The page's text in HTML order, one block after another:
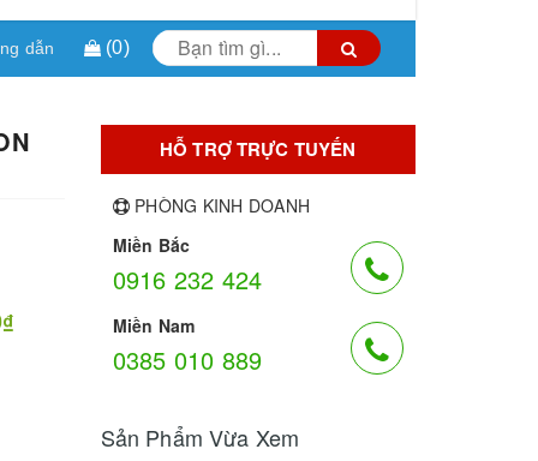
dẫn (0)
HỖ TRỢ TRỰC TUYẾN
PHÒNG KINH DOANH
Miền Bắc
0916 232 424
Miền Nam
0385 010 889
Sản Phẩm Vừa Xem